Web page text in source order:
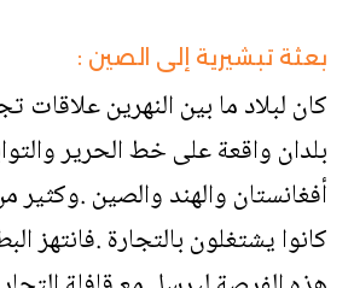
بعثة تبشيرية إلى الصين :
كان لبلاد ما بين النهرين علاقات
بلدان واقعة على خط الحرير
أفغانستان والهند والصين .وكثير
كانوا يشتغلون بالتجارة .فانتهز